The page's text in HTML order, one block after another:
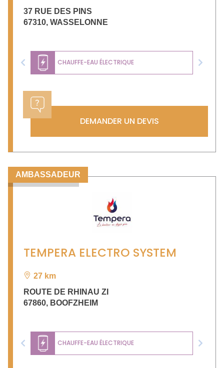
37 RUE DES PINS
67310, WASSELONNE
CHAUFFE-EAU ÉLECTRIQUE
Previous Next
DEMANDER UN DEVIS
AMBASSADEUR
TEMPERA ELECTRO SYSTEM
27 km
ROUTE DE RHINAU ZI
67860, BOOFZHEIM
CHAUFFE-EAU ÉLECTRIQUE
Previous Next